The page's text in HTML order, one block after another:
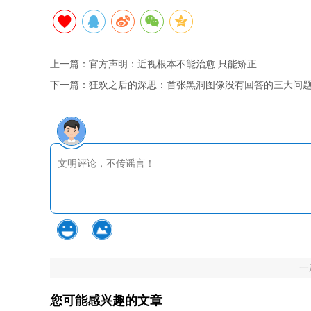
上一篇： 官方声明：近视根本不能治愈 只能矫正
下一篇： 狂欢之后的深思：首张黑洞图像没有回答的三大问题
一
您可能感兴趣的文章